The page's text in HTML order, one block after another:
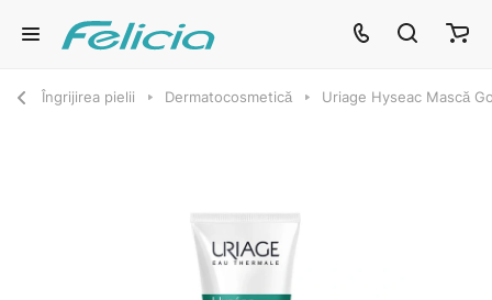
Îngrijirea pielii Dermatocosmetică Uriage Hyseac Mască